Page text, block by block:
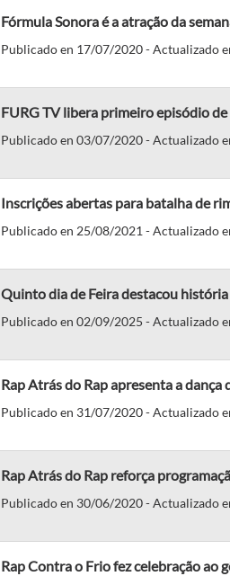
Fórmula Sonora é a atração da
Publicado en 17/07/2020 - Actualizado
FURG TV libera primeiro episódio
Publicado en 03/07/2020 - Actualizado
Inscrições abertas para batalha de
Publicado en 25/08/2021 - Actualizado
Quinto dia de Feira destacou
Publicado en 02/09/2025 - Actualizado
Rap Atrás do Rap apresenta a dança
Publicado en 31/07/2020 - Actualizado
Rap Atrás do Rap reforça
Publicado en 30/06/2020 - Actualizado
Rap Contra o Frio fez celebração ao